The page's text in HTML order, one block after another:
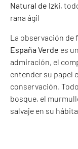
Natural de Izki,
rana ágil
La observación de
España Verde es
admiración, el
entender su papel
conservación.
bosque, el
salvaje en su